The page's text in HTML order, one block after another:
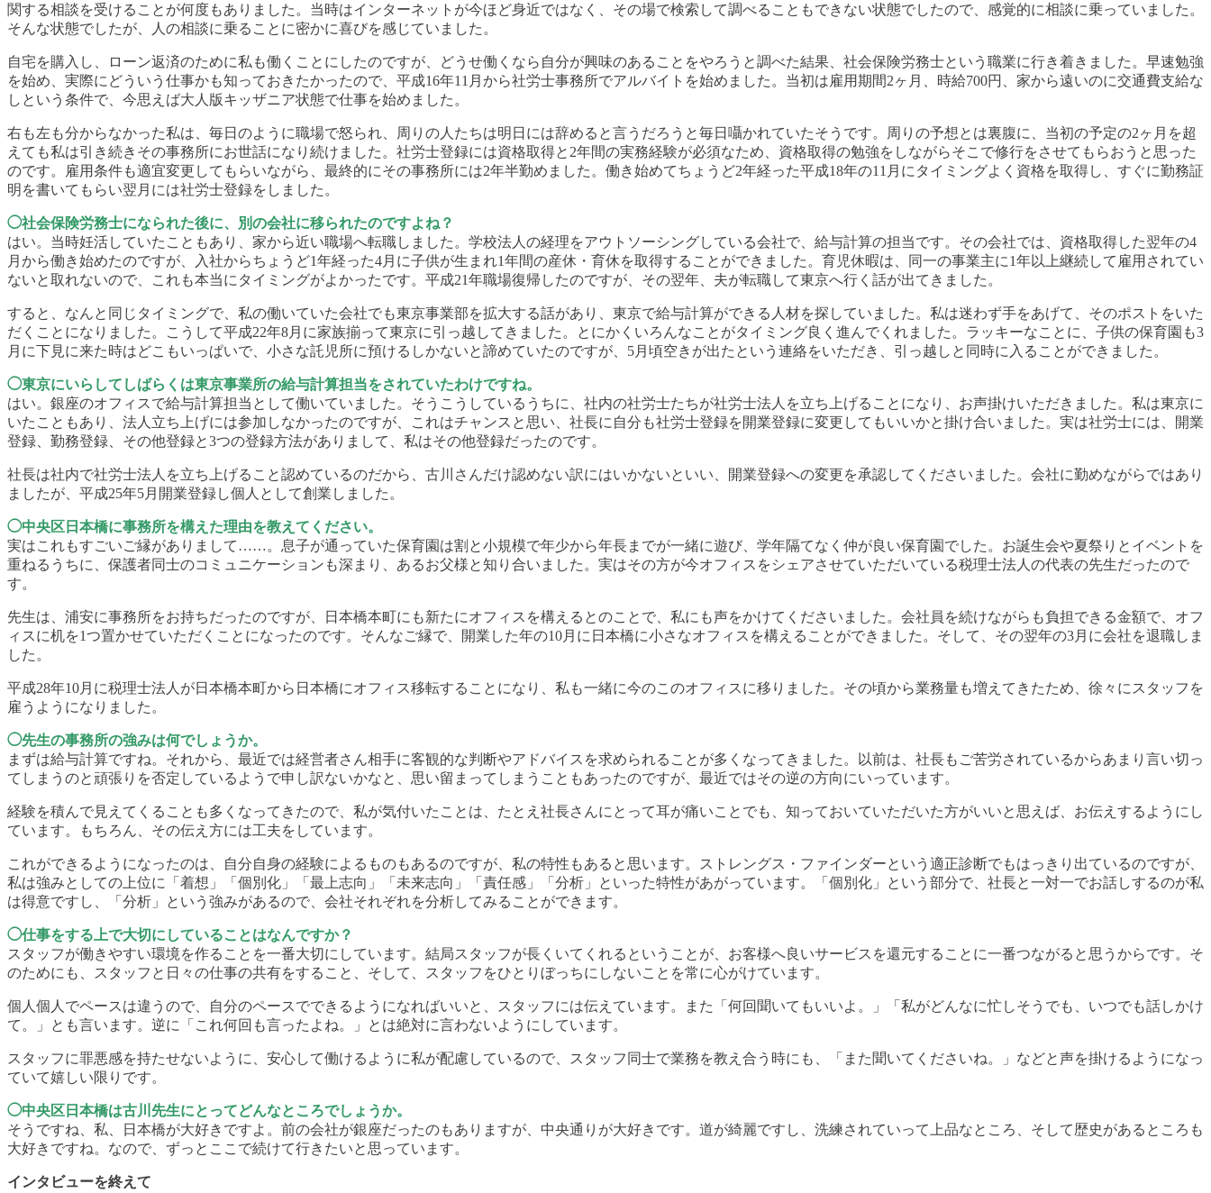
関する相談を受けることが何度もありました。当時はインターネットが今ほど身近ではなく、その場で検索して調べることもできない状態でしたので、感覚的に相談に乗っていました。
そんな状態でしたが、人の相談に乗ることに密かに喜びを感じていました。
自宅を購入し、ローン返済のために私も働くことにしたのですが、どうせ働くなら自分が興味のあることをやろうと調べた結果、社会保険労務士という職業に行き着きました。早速勉強
を始め、実際にどういう仕事かも知っておきたかったので、平成16年11月から社労士事務所でアルバイトを始めました。当初は雇用期間2ヶ月、時給700円、家から遠いのに交通費支給な
しという条件で、今思えば大人版キッザニア状態で仕事を始めました。
右も左も分からなかった私は、毎日のように職場で怒られ、周りの人たちは明日には辞めると言うだろうと毎日囁かれていたそうです。周りの予想とは裏腹に、当初の予定の2ヶ月を超
えても私は引き続きその事務所にお世話になり続けました。社労士登録には資格取得と2年間の実務経験が必須なため、資格取得の勉強をしながらそこで修行をさせてもらおうと思った
のです。雇用条件も適宜変更してもらいながら、最終的にその事務所には2年半勤めました。働き始めてちょうど2年経った平成18年の11月にタイミングよく資格を取得し、すぐに勤務証
明を書いてもらい翌月には社労士登録をしました。
◯社会保険労務士になられた後に、別の会社に移られたのですよね？
はい。当時妊活していたこともあり、家から近い職場へ転職しました。学校法人の経理をアウトソーシングしている会社で、給与計算の担当です。その会社では、資格取得した翌年の4
月から働き始めたのですが、入社からちょうど1年経った4月に子供が生まれ1年間の産休・育休を取得することができました。育児休暇は、同一の事業主に1年以上継続して雇用されてい
ないと取れないので、これも本当にタイミングがよかったです。平成21年職場復帰したのですが、その翌年、夫が転職して東京へ行く話が出てきました。
すると、なんと同じタイミングで、私の働いていた会社でも東京事業部を拡大する話があり、東京で給与計算ができる人材を探していました。私は迷わず手をあげて、そのポストをいた
だくことになりました。こうして平成22年8月に家族揃って東京に引っ越してきました。とにかくいろんなことがタイミング良く進んでくれました。ラッキーなことに、子供の保育園も3
月に下見に来た時はどこもいっぱいで、小さな託児所に預けるしかないと諦めていたのですが、5月頃空きが出たという連絡をいただき、引っ越しと同時に入ることができました。
◯東京にいらしてしばらくは東京事業所の給与計算担当をされていたわけですね。
はい。銀座のオフィスで給与計算担当として働いていました。そうこうしているうちに、社内の社労士たちが社労士法人を立ち上げることになり、お声掛けいただきました。私は東京に
いたこともあり、法人立ち上げには参加しなかったのですが、これはチャンスと思い、社長に自分も社労士登録を開業登録に変更してもいいかと掛け合いました。実は社労士には、開業
登録、勤務登録、その他登録と3つの登録方法がありまして、私はその他登録だったのです。
社長は社内で社労士法人を立ち上げること認めているのだから、古川さんだけ認めない訳にはいかないといい、開業登録への変更を承認してくださいました。会社に勤めながらではあり
ましたが、平成25年5月開業登録し個人として創業しました。
◯中央区日本橋に事務所を構えた理由を教えてください。
実はこれもすごいご縁がありまして……。息子が通っていた保育園は割と小規模で年少から年長までが一緒に遊び、学年隔てなく仲が良い保育園でした。お誕生会や夏祭りとイベントを
重ねるうちに、保護者同士のコミュニケーションも深まり、あるお父様と知り合いました。実はその方が今オフィスをシェアさせていただいている税理士法人の代表の先生だったので
す。
先生は、浦安に事務所をお持ちだったのですが、日本橋本町にも新たにオフィスを構えるとのことで、私にも声をかけてくださいました。会社員を続けながらも負担できる金額で、オフ
ィスに机を1つ置かせていただくことになったのです。そんなご縁で、開業した年の10月に日本橋に小さなオフィスを構えることができました。そして、その翌年の3月に会社を退職しま
した。
平成28年10月に税理士法人が日本橋本町から日本橋にオフィス移転することになり、私も一緒に今のこのオフィスに移りました。その頃から業務量も増えてきたため、徐々にスタッフを
雇うようになりました。
◯先生の事務所の強みは何でしょうか。
まずは給与計算ですね。それから、最近では経営者さん相手に客観的な判断やアドバイスを求められることが多くなってきました。以前は、社長もご苦労されているからあまり言い切っ
てしまうのと頑張りを否定しているようで申し訳ないかなと、思い留まってしまうこともあったのですが、最近ではその逆の方向にいっています。
経験を積んで見えてくることも多くなってきたので、私が気付いたことは、たとえ社長さんにとって耳が痛いことでも、知っておいていただいた方がいいと思えば、お伝えするようにし
ています。もちろん、その伝え方には工夫をしています。
これができるようになったのは、自分自身の経験によるものもあるのですが、私の特性もあると思います。ストレングス・ファインダーという適正診断でもはっきり出ているのですが、
私は強みとしての上位に「着想」「個別化」「最上志向」「未来志向」「責任感」「分析」といった特性があがっています。「個別化」という部分で、社長と一対一でお話しするのが私
は得意ですし、「分析」という強みがあるので、会社それぞれを分析してみることができます。
◯仕事をする上で大切にしていることはなんですか？
スタッフが働きやすい環境を作ることを一番大切にしています。結局スタッフが長くいてくれるということが、お客様へ良いサービスを還元することに一番つながると思うからです。そ
のためにも、スタッフと日々の仕事の共有をすること、そして、スタッフをひとりぼっちにしないことを常に心がけています。
個人個人でペースは違うので、自分のペースでできるようになればいいと、スタッフには伝えています。また「何回聞いてもいいよ。」「私がどんなに忙しそうでも、いつでも話しかけ
て。」とも言います。逆に「これ何回も言ったよね。」とは絶対に言わないようにしています。
スタッフに罪悪感を持たせないように、安心して働けるように私が配慮しているので、スタッフ同士で業務を教え合う時にも、「また聞いてくださいね。」などと声を掛けるようになっ
ていて嬉しい限りです。
◯中央区日本橋は古川先生にとってどんなところでしょうか。
そうですね、私、日本橋が大好きですよ。前の会社が銀座だったのもありますが、中央通りが大好きです。道が綺麗ですし、洗練されていって上品なところ、そして歴史があるところも
大好きですね。なので、ずっとここで続けて行きたいと思っています。
インタビューを終えて